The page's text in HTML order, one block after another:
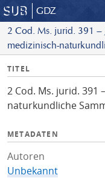
GDZ
2 Cod. Ms. jurid. 391 –
medizinisch-
I
f
o
TITEL
2 Cod. Ms. jurid. 391
naturkundliche
METADATEN
Autoren
Unbekannt